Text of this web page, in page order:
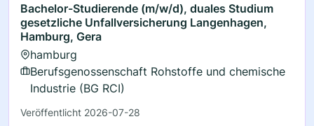
Bachelor-Studierende (m/w/d), duales Studium
gesetzliche Unfallversicherung Langenhagen,
Hamburg, Gera
hamburg
Berufsgenossenschaft Rohstoffe und chemische
Industrie (BG RCI)
Veröffentlicht 2026-07-28